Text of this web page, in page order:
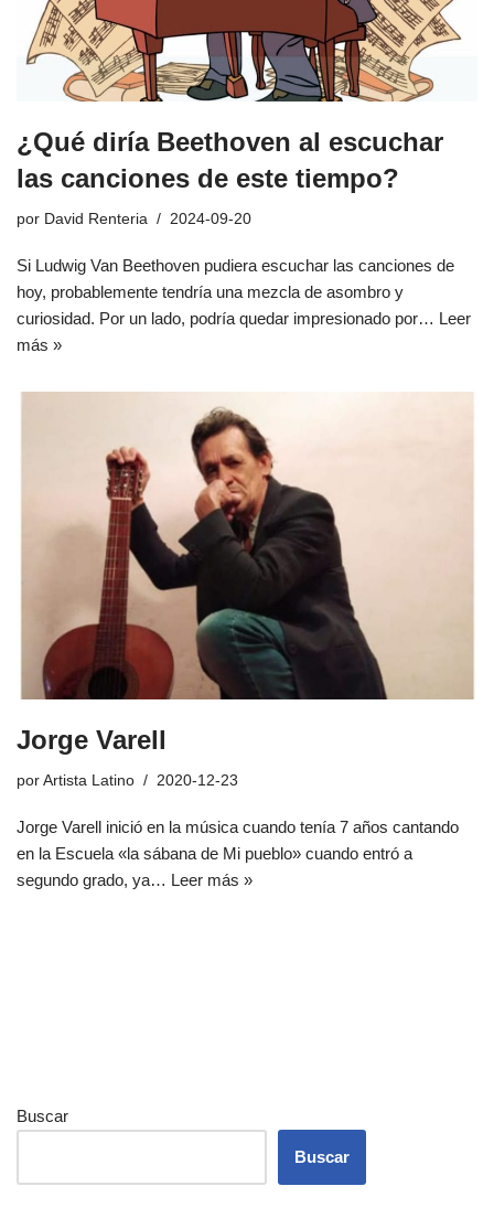
¿Qué diría Beethoven al escuchar
las canciones de este tiempo?
por David Renteria 2024-09-20
Si Ludwig Van Beethoven pudiera escuchar las canciones de
hoy, probablemente tendría una mezcla de asombro y
curiosidad. Por un lado, podría quedar impresionado por… Leer
más »
Jorge Varell
por Artista Latino 2020-12-23
Jorge Varell inició en la música cuando tenía 7 años cantando
en la Escuela «la sábana de Mi pueblo» cuando entró a
segundo grado, ya… Leer más »
Buscar
Buscar